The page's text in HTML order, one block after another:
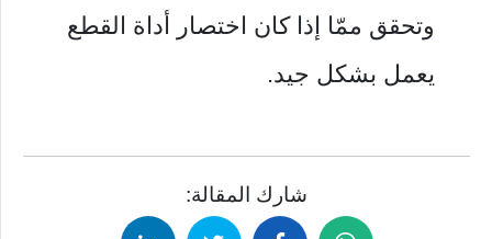
وتحقق ممّا إذا كان اختصار أداة القطع
يعمل بشكل جيد.
شارك المقالة: